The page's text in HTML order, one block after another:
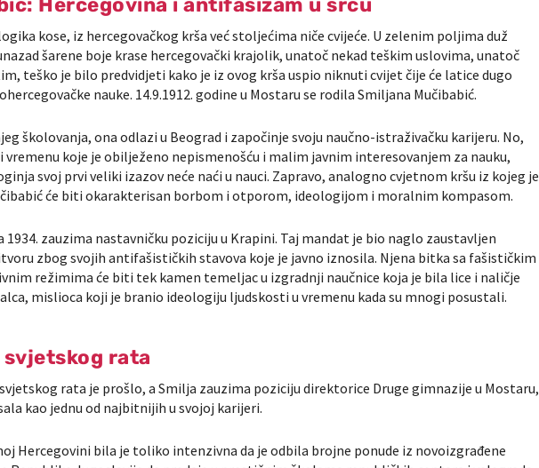
Hercegovina i antifašizam u srcu
kose, iz hercegovačkog krša već stoljećima niče cvijeće. U zelenim poljima duž
šarene boje krase hercegovački krajolik, unatoč nekad teškim uslovima, unatoč
teško je bilo predvidjeti kako je iz ovog krša uspio niknuti cvijet čije će latice dugo
nauke. 14.9.1912. godine u Mostaru se rodila Smiljana Mučibabić.
školovanja, ona odlazi u Beograd i započinje svoju naučno-istraživačku karijeru. No,
koje je obilježeno nepismenošću i malim javnim interesovanjem za nauku,
svoj prvi veliki izazov neće naći u nauci. Zapravo, analogno cvjetnom kršu iz kojeg je
će biti okarakterisan borbom i otporom, ideologijom i moralnim kompasom.
1934. zauzima nastavničku poziciju u Krapini. Taj mandat je bio naglo zaustavljen
zbog svojih antifašističkih stavova koje je javno iznosila. Njena bitka sa fašističkim
režimima će biti tek kamen temeljac u izgradnji naučnice koja je bila lice i naličje
mislioca koji je branio ideologiju ljudskosti u vremenu kada su mnogi posustali.
svjetskog rata
rata je prošlo, a Smilja zauzima poziciju direktorice Druge gimnazije u Mostaru,
kao jednu od najbitnijih u svojoj karijeri.
Hercegovini bila je toliko intenzivna da je odbila brojne ponude iz novoizgrađene